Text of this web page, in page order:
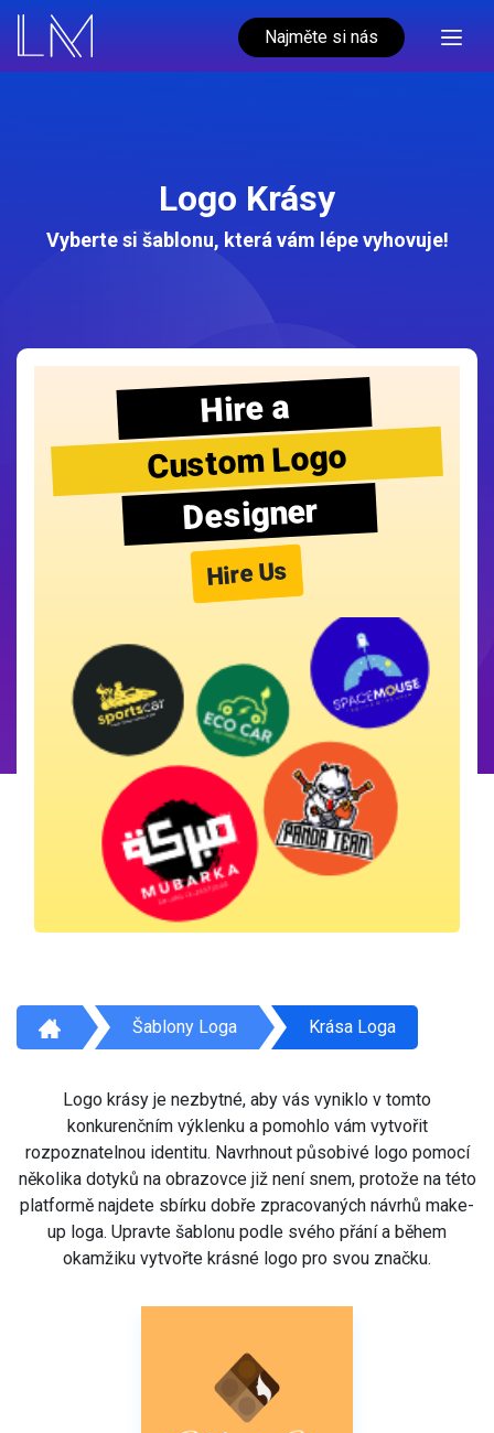
Najměte si nás
Logo Krásy
Vyberte si šablonu, která vám lépe vyhovuje!
Hire a
Custom Logo
Designer
Hire Us
Šablony Loga Krása Loga
Logo krásy je nezbytné, aby vás vyniklo v tomto
konkurenčním výklenku a pomohlo vám vytvořit
rozpoznatelnou identitu. Navrhnout působivé logo pomocí
několika dotyků na obrazovce již není snem, protože na této
platformě najdete sbírku dobře zpracovaných návrhů make-
up loga. Upravte šablonu podle svého přání a během
okamžiku vytvořte krásné logo pro svou značku.